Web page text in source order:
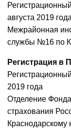
августа 2019 года
Межрайонная
службы №16 по
Регистрация в
2019 года
Отделение
страхования
Краснодарскому